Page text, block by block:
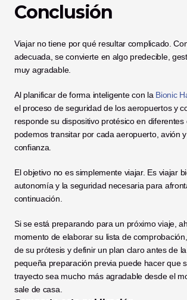
Conclusión
Viajar no tiene por qué resultar complicado.
adecuada, se convierte en algo predecible,
muy agradable.
Al planificar de forma inteligente con la Bionic
el proceso de seguridad de los aeropuertos y
responde su dispositivo protésico en diferentes
podemos transitar por cada aeropuerto, avión
confianza.
El objetivo no es simplemente viajar. Es viajar
autonomía y la seguridad necesaria para
continuación.
Si se está preparando para un próximo viaje,
momento de elaborar su lista de
de su prótesis y definir un plan claro antes de
pequeña preparación previa puede hacer que
trayecto sea mucho más agradable desde el
sale de casa.